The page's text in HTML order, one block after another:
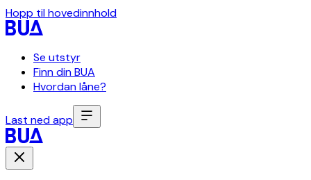
Hopp til hovedinnhold
Se utstyr
Finn din BUA
Hvordan låne?
Last ned app